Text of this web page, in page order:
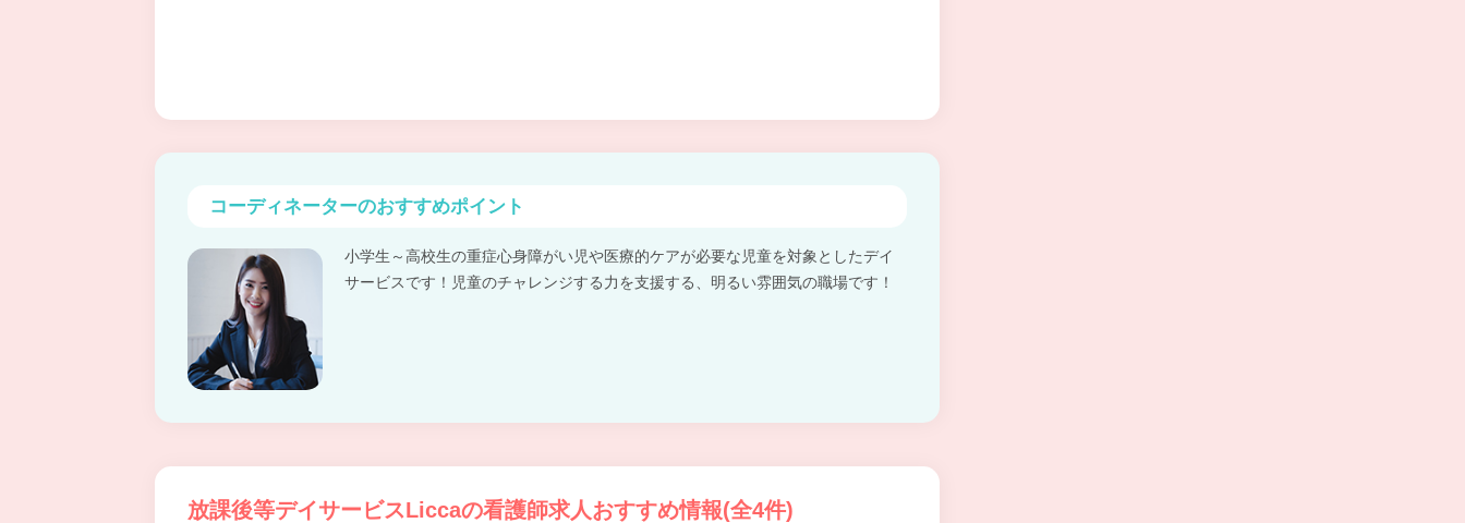
コーディネーターのおすすめポイント
小学生～高校生の重症心身障がい児や医療的ケアが必要な児童を対象としたデイ
サービスです！児童のチャレンジする力を支援する、明るい雰囲気の職場です！
放課後等デイサービスLiccaの看護師求人おすすめ情報(全4件)